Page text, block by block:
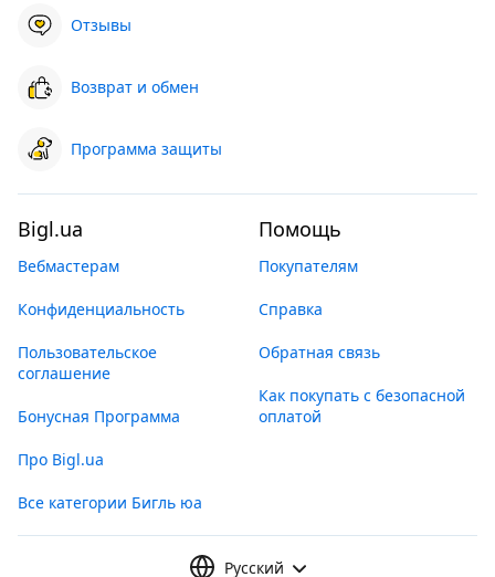
Отзывы
Возврат и обмен
Программа защиты
Bigl.ua
Вебмастерам
Конфиденциальность
Пользовательское
соглашение
Бонусная Программа
Про Bigl.ua
Все категории Бигль юа
Помощь
Покупателям
Справка
Обратная связь
Как покупать с безопасной
оплатой
Русский